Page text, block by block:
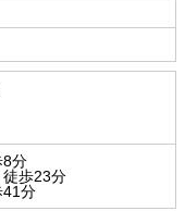
分
歩23分
分